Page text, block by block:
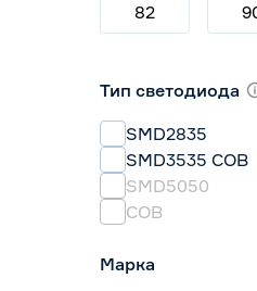
82
Тип светодиода
SMD2835
SMD3535 СОВ
SMD5050
СОВ
Марка